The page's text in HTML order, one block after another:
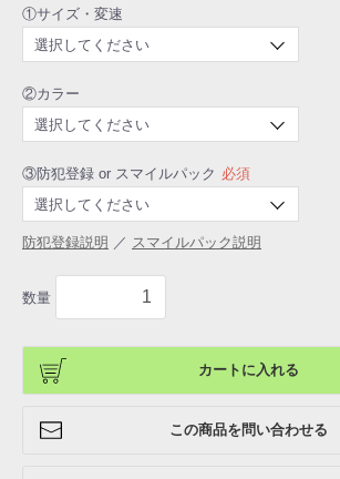
①サイズ・変速
②カラー
③防犯登録 or スマイルパック 必須
防犯登録説明 ／ スマイルパック説明
数量
カートに入れる
この商品を問い合わせる